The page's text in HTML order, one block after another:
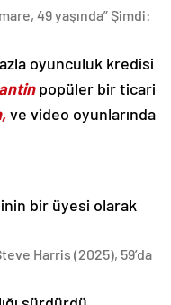
49 yaşında” Şimdi:
oyunculuk kredisi
popüler bir ticari
ve video oyunlarında
bir üyesi olarak
Harris (2025), 59’da